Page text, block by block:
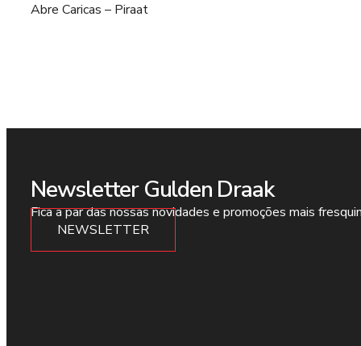
Abre Caricas – Piraat
Newsletter Gulden Draak
Fica a par das nossas novidades e promoções mais
NEWSLETTER